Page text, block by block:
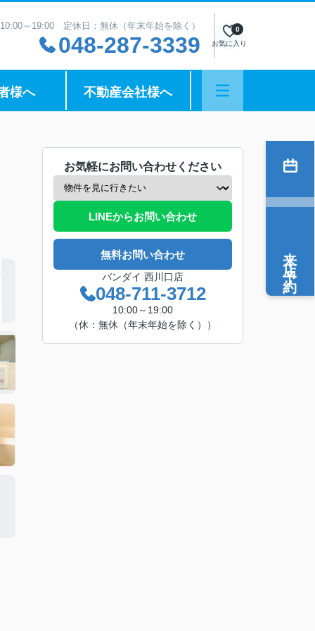
～19:00 定休日：無休（年末年始を除く）
048-287-3339 お気に入り
0
様へ 不動産会社様へ
お気軽にお問い合わせください
LINEからお問い合わせ
無料お問い合わせ
バンダイ 西川口店
048-711-3712
10:00～19:00
（休：無休（年末年始を除く））
来店予約